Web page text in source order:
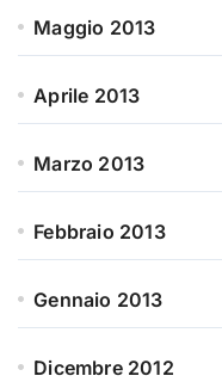
Maggio 2013
Aprile 2013
Marzo 2013
Febbraio 2013
Gennaio 2013
Dicembre 2012